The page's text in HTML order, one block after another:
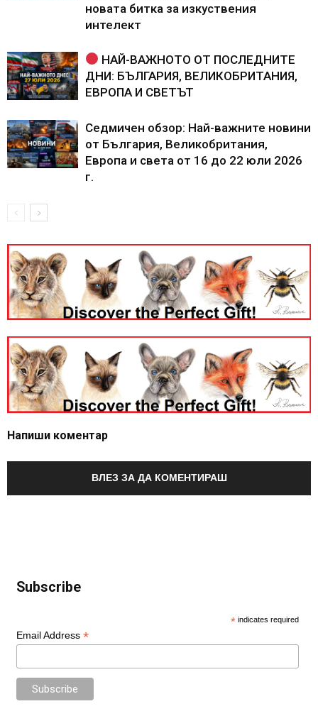
новата битка за изкуствения
интелект
НАЙ-ВАЖНОТО ОТ ПОСЛЕДНИТЕ
ДНИ: БЪЛГАРИЯ, ВЕЛИКОБРИТАНИЯ,
ЕВРОПА И СВЕТЪТ
Седмичен обзор: Най-важните новини
от България, Великобритания,
Европа и света от 16 до 22 юли 2026
г.
Напиши коментар
ВЛЕЗ ЗА ДА КОМЕНТИРАШ
Subscribe
* indicates required
Email Address *